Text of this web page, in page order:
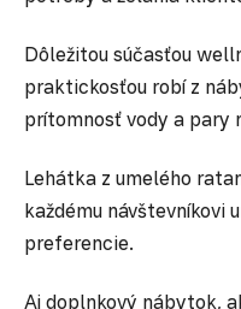
Dôležitou súčasťou
praktickosťou robí z
prítomnosť vody a pary
Lehátka z umelého
každému návštevníkovi
preferencie.
Aj doplnkový nábytok,